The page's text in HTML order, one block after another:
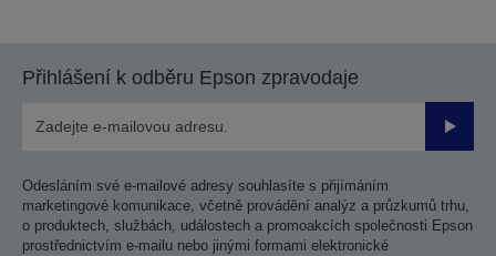
Přihlášení k odběru Epson zpravodaje
Odesláním své e-mailové adresy souhlasíte s přijímáním
marketingové komunikace, včetně provádění analýz a průzkumů trhu,
o produktech, službách, událostech a promoakcích společnosti Epson
prostřednictvím e-mailu nebo jinými formami elektronické